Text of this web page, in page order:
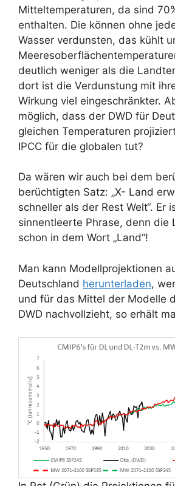
Mitteltemperaturen, da sind
enthalten. Die können ohne
Wasser verdunsten, das kühlt
deutlich weniger als die
dort ist die Verdunstung mit
Wirkung viel eingeschränkter.
möglich, dass der DWD für
gleichen Temperaturen
IPCC für die globalen tut?
Da wären wir auch bei dem
berüchtigten Satz: „X- Land
schneller als der Rest Welt“. Er
sinnentleerte Phrase, denn die
schon in dem Wort „Land“!
Man kann Modellprojektionen
Deutschland herunterladen,
und für das Mittel der Modelle
DWD nachvollzieht, so erhält